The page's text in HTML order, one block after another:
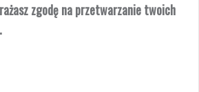
zgodę na przetwarzanie twoich